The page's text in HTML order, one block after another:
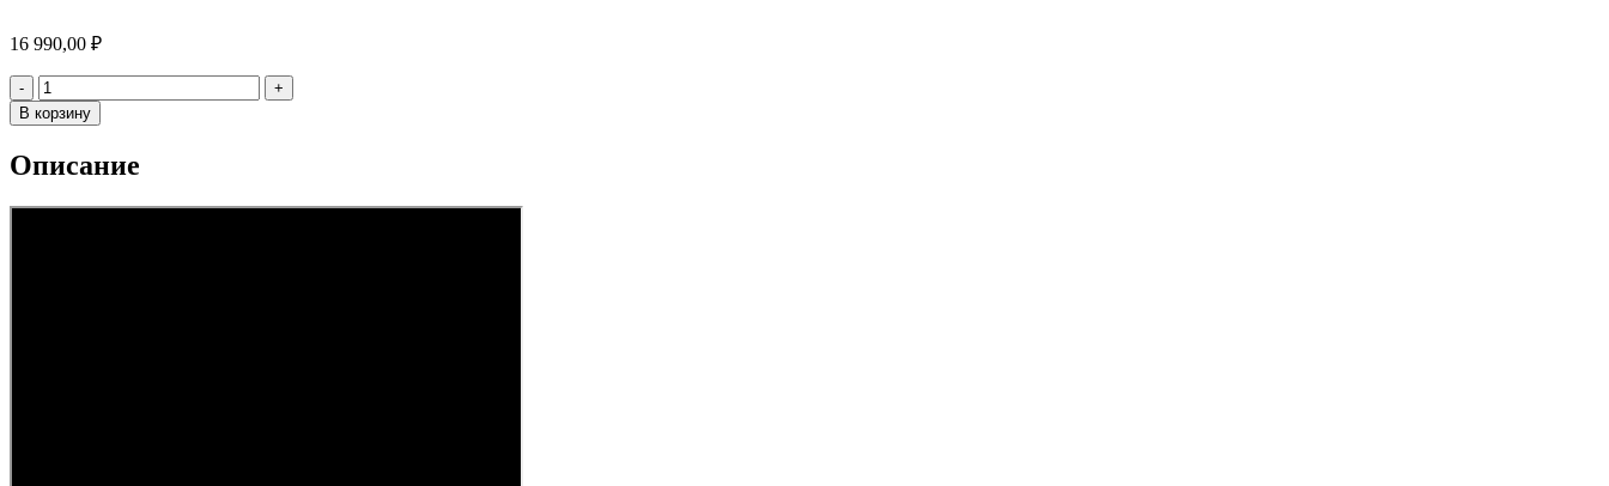
16 990,00 ₽
- Количество
+
В корзину
Описание